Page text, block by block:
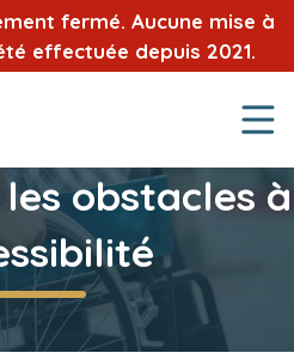
fermé. Aucune mise à
effectuée depuis 2021.
obstacles à